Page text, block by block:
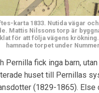
karta 1833. Nutida vägar
Mattis Nilssons torp är
för att följa vägens
hamnade torpet under
Pernilla fick inga barn, utan
huset till Pernillas
(1829-1865). Else